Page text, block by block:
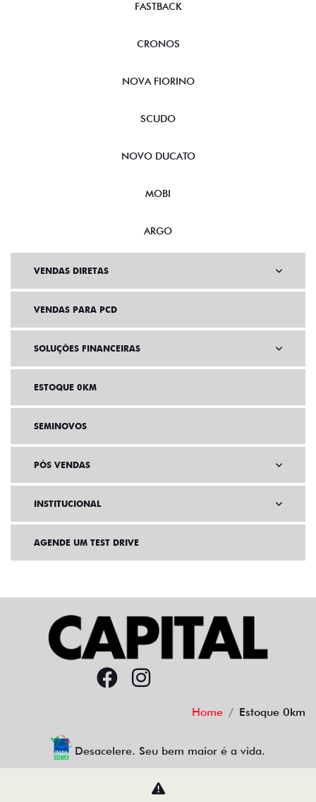
FASTBACK
CRONOS
NOVA FIORINO
SCUDO
NOVO DUCATO
MOBI
ARGO
VENDAS DIRETAS
VENDAS PARA PCD
SOLUÇÕES FINANCEIRAS
ESTOQUE 0KM
SEMINOVOS
PÓS VENDAS
INSTITUCIONAL
AGENDE UM TEST DRIVE
Home Estoque 0km
Desacelere. Seu bem maior é a vida.